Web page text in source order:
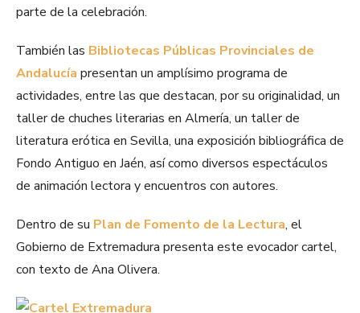
parte de la celebración.
También las Bibliotecas Públicas Provinciales de
Andalucía presentan un amplísimo programa de
actividades, entre las que destacan, por su originalidad, un
taller de chuches literarias en Almería, un taller de
literatura erótica en Sevilla, una exposición bibliográfica de
Fondo Antiguo en Jaén, así como diversos espectáculos
de animación lectora y encuentros con autores.
Dentro de su Plan de Fomento de la Lectura, el
Gobierno de Extremadura presenta este evocador cartel,
con texto de Ana Olivera.